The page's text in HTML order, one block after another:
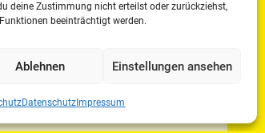
deine Zustimmung nicht erteilst oder zurückziehst,
beeinträchtigt werden.
Ablehnen Einstellungen ansehen
Datenschutz Impressum